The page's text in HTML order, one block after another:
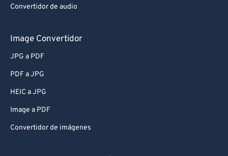
Convertidor de audio
Image Convertidor
JPG a PDF
PDF a JPG
HEIC a JPG
Image a PDF
Convertidor de imágenes